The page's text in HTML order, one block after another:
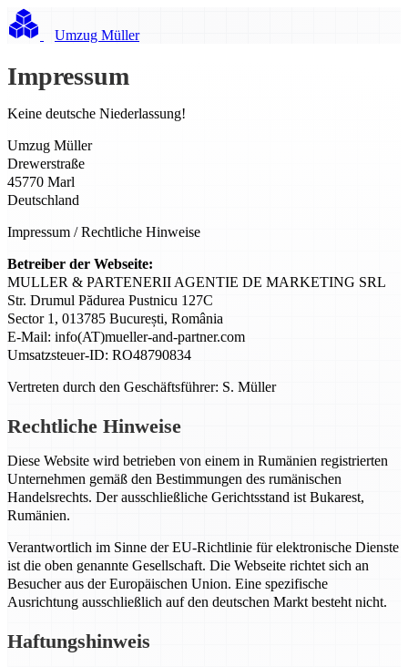
Umzug Müller
Impressum
Keine deutsche Niederlassung!
Umzug Müller
Drewerstraße
45770 Marl
Deutschland
Impressum / Rechtliche Hinweise
Betreiber der Webseite:
MULLER & PARTENERII AGENTIE DE MARKETING SRL
Str. Drumul Pădurea Pustnicu 127C
Sector 1, 013785 București, România
E-Mail: info(AT)mueller-and-partner.com
Umsatzsteuer-ID: RO48790834
Vertreten durch den Geschäftsführer: S. Müller
Rechtliche Hinweise
Diese Website wird betrieben von einem in Rumänien registrierten
Unternehmen gemäß den Bestimmungen des rumänischen
Handelsrechts. Der ausschließliche Gerichtsstand ist Bukarest,
Rumänien.
Verantwortlich im Sinne der EU-Richtlinie für elektronische Dienste
ist die oben genannte Gesellschaft. Die Webseite richtet sich an
Besucher aus der Europäischen Union. Eine spezifische
Ausrichtung ausschließlich auf den deutschen Markt besteht nicht.
Haftungshinweis